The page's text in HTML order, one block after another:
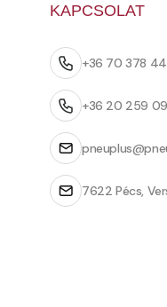
KAPCSOLAT
+36 70 378
+36 20 259
7622 Pécs,